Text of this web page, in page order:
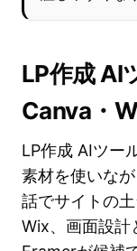
LP作成 AI
Canva・
LP作成 AIツー
素材を使いな
話でサイトの
Wix、画面設計